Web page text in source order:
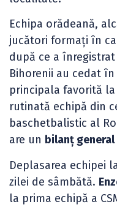
Echipa orădeană,
jucători formați în
după ce a
Bihorenii au cedat
principala favorită
rutinată echipă din
baschetbalistic al
are un bilanț general
Deplasarea echipei
zilei de sâmbătă.
la prima echipă a